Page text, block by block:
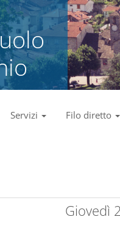
Servizi Filo diretto
Giovedì